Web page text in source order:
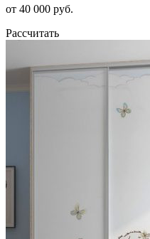
от 40 000 руб.
Рассчитать